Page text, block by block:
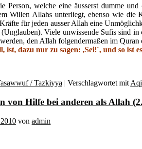
Person, welche eine äusserst dumme
Willen Allahs unterliegt, ebenso wie die
für jeden ausser Allah eine
Viele unwissende Sufis sind
den Allah folgendermaßen im Quran
ist, dazu nur zu sagen: ,Sei!´, und so ist
/ Tazkiyya | Verschlagwortet mit
von Hilfe bei anderen als Allah
von admin